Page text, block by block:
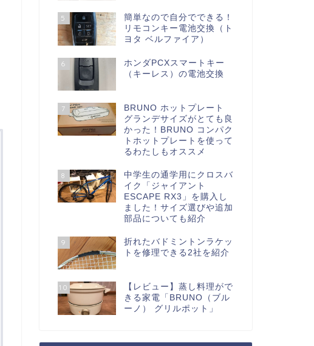
5
簡単なので自分でできる！
リモコンキー電池交換（ト
ヨタ ベルファイア）
6
ホンダPCXスマートキー
（キーレス）の電池交換
7
BRUNO ホットプレート
グランデサイズがとても良
かった！BRUNO コンパク
トホットプレートを使って
るわたしもオススメ
8
中学生の通学用にクロスバ
イク「ジャイアント
ESCAPE RX3」を購入し
ました！サイズ選びや追加
部品についても紹介
9
折れたバドミントンラケッ
トを修理できる2社を紹介
10
【レビュー】蒸し料理がで
きる家電「BRUNO（ブル
ーノ） グリルポット」